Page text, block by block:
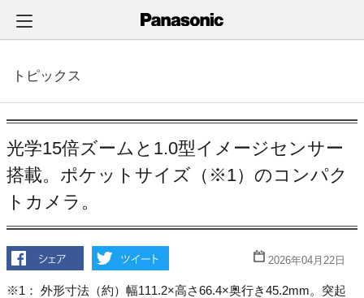
テ
ン
ツ
に
ス
ッ
プ
トピックス
光学15倍ズームと1.0型イメージセンサー
搭載。ポケットサイズ（※1）のコンパク
トカメラ。
2026年04月22日
※1： 外形寸法（約）幅111.2×高さ66.4×奥行き45.2mm。突起